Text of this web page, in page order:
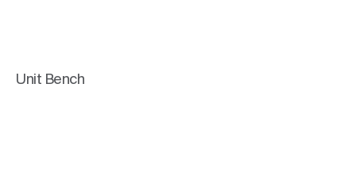
Unit Bench